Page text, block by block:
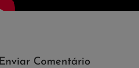
Enviar Comentário